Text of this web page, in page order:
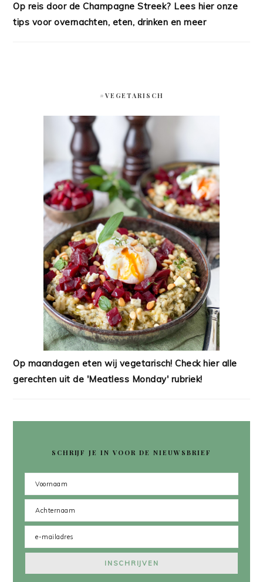
Op reis door de Champagne Streek? Lees hier onze
tips voor overnachten, eten, drinken en meer
#VEGETARISCH
Op maandagen eten wij vegetarisch! Check hier alle
gerechten uit de 'Meatless Monday' rubriek!
SCHRIJF JE IN VOOR DE NIEUWSBRIEF